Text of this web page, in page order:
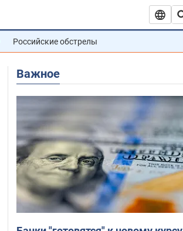
Российские обстрелы
Важное